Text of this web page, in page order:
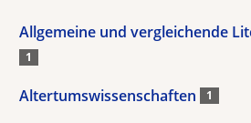
Allgemeine und vergleichende
1
Altertumswissenschaften 1